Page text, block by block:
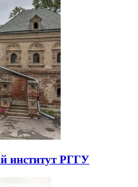
институт РГГУ